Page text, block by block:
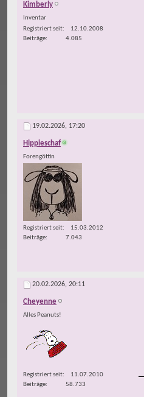
Kimberly
Inventar
Registriert seit
12.10.2008
Beiträge
4.085
19.02.2026, 17:20
Hippieschaf
Forengöttin
Registriert seit
15.03.2012
Beiträge
7.043
20.02.2026, 20:11
Cheyenne
Alles Peanuts!
Registriert seit
11.07.2010
Beiträge
58.733